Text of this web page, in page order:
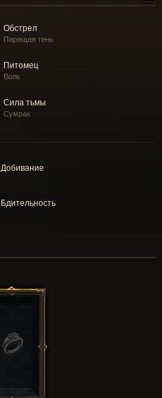
Обстрел
Парящая тень
Питомец
Волк
Сила тьмы
Сумрак
Добивание
Бдительность